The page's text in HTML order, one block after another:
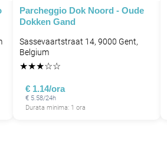
Parcheggio Dok Noord - Oude
Dokken Gand
Sassevaartstraat 14, 9000 Gent,
Belgium
★★★☆☆
€ 1.14/ora
€ 5.58/24h
Durata minima: 1 ora